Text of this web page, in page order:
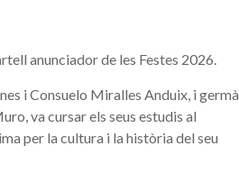
anunciador de les Festes 2026.
i Consuelo Miralles Anduix, i germà
va cursar els seus estudis al
per la cultura i la història del seu